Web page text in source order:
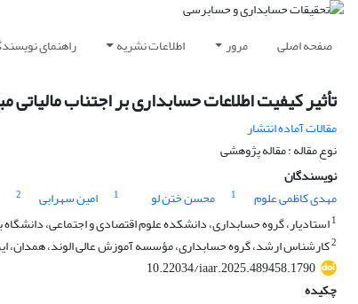
صفحه اصلی مرور اطلاعات نشریه راهنمای
تأثیر کیفیت اطلاعات حسابداری بر اجتناب
مقالات آماده انتشار
نوع مقاله : مقاله پژوهشی
نویسندگان
مهدی کاظمی علوم
1 محسن ختن لو 1 امین سهرابی
2
1استادیار، گروه حسابداری، دانشکده علوم اقتصادی و اجتماعی، دانشگاه
2کارشناس ارشد، گروه حسابداری، مؤسسه آموزش عالی الوند، همدان،
10.22034/iaar.2025.489458.1790
چکیده